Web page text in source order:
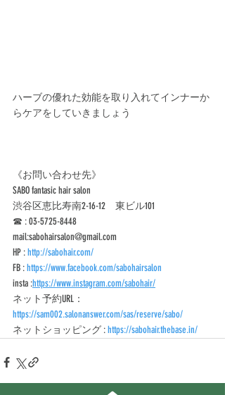
ハーブの優れた効能を取り入れてインナーか
らケアをしていきましょう
《お問い合わせ先》
SABO fantasic hair salon
渋谷区恵比寿南2-16-12　東ビル101
☎︎ : 03-5725-8448
mail:sabohairsalon@gmail.com
HP : http://sabohair.com/
FB : https://www.facebook.com/sabohairsalon
insta :https://www.instagram.com/sabohair/
ネット予約URL：
https://sam002.salonanswer.com/sas/reserve/sabo/
ネットショッピング : https://sabohair.thebase.in/